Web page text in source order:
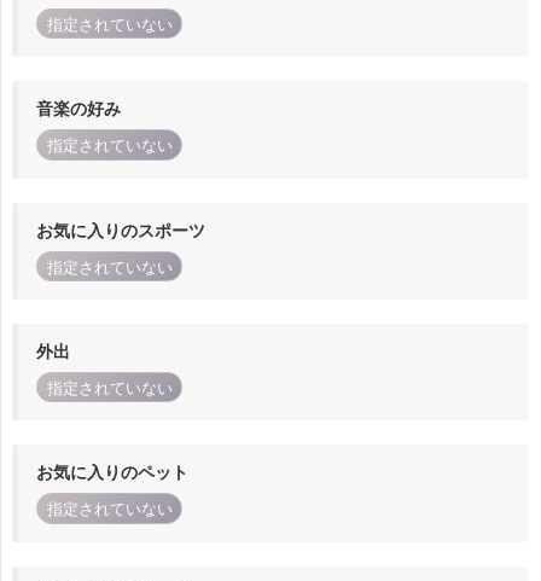
指定されていない
音楽の好み
指定されていない
お気に入りのスポーツ
指定されていない
外出
指定されていない
お気に入りのペット
指定されていない